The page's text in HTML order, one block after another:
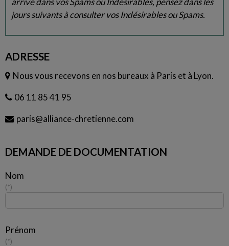
jours suivants à consulter vos Indésirables ou Spams.
ADRESSE
Nous vous recevons en nos bureaux à Paris et à Lyon.
06 11 85 41 95
paris@alliance-chretienne.com
DEMANDE DE DOCUMENTATION
Nom
*
Prénom
*